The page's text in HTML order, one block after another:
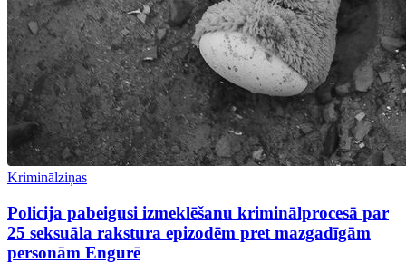
Kriminālziņas
Policija pabeigusi izmeklēšanu kriminālprocesā par
25 seksuāla rakstura epizodēm pret mazgadīgām
personām Engurē